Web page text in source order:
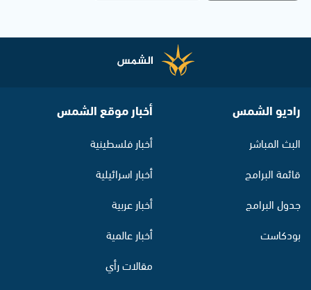
راديو الشمس
البث المباشر
قائمة البرامج
جدول البرامج
بودكاست
أخبار موقع الشمس
أخبار فلسطينية
أخبار اسرائيلية
أخبار عربية
أخبار عالمية
مقالات رأي